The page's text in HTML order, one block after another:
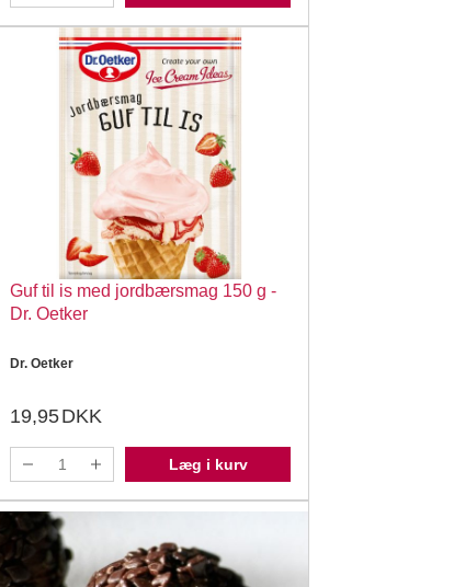
Guf til is med jordbærsmag 150 g -
Dr. Oetker
Dr. Oetker
19,95DKK
Læg i kurv